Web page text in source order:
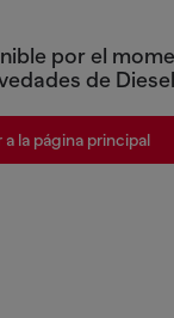
por el
de
a la página principal